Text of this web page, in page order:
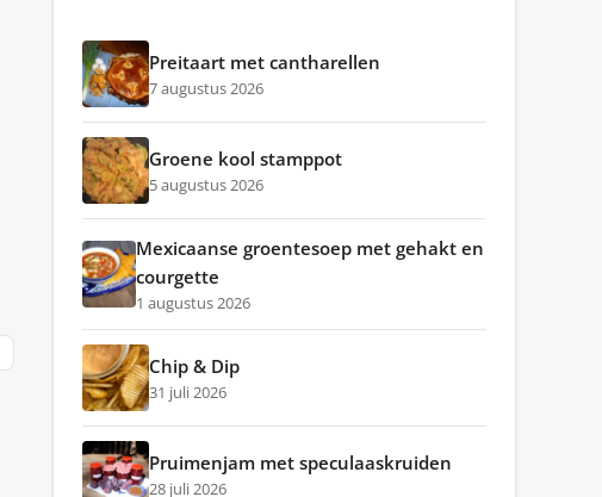
Preitaart met cantharellen
7 augustus 2026
Groene kool stamppot
5 augustus 2026
Mexicaanse groentesoep met gehakt en
courgette
1 augustus 2026
Chip & Dip
31 juli 2026
Pruimenjam met speculaaskruiden
28 juli 2026